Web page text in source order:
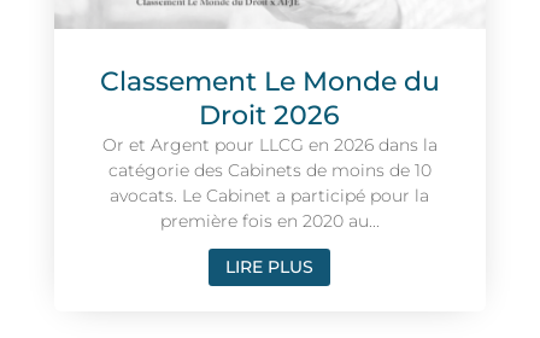
Classement Le Monde du
Droit 2026
Or et Argent pour LLCG en 2026 dans la
catégorie des Cabinets de moins de 10
avocats. Le Cabinet a participé pour la
première fois en 2020 au...
LIRE PLUS